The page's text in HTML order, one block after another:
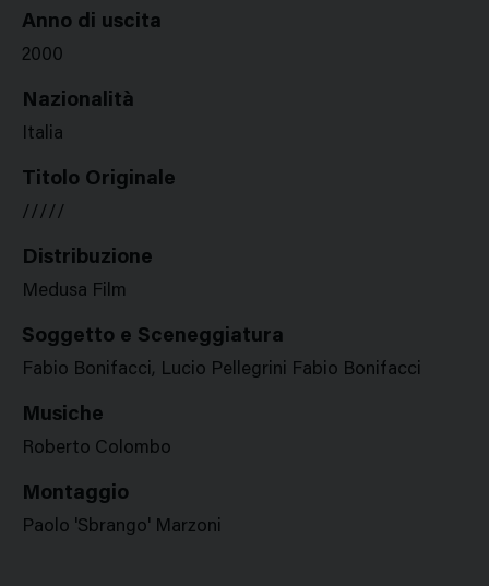
Anno di uscita
2000
Nazionalità
Italia
Titolo Originale
/////
Distribuzione
Medusa Film
Soggetto e Sceneggiatura
Fabio Bonifacci, Lucio Pellegrini Fabio Bonifacci
Musiche
Roberto Colombo
Montaggio
Paolo 'Sbrango' Marzoni